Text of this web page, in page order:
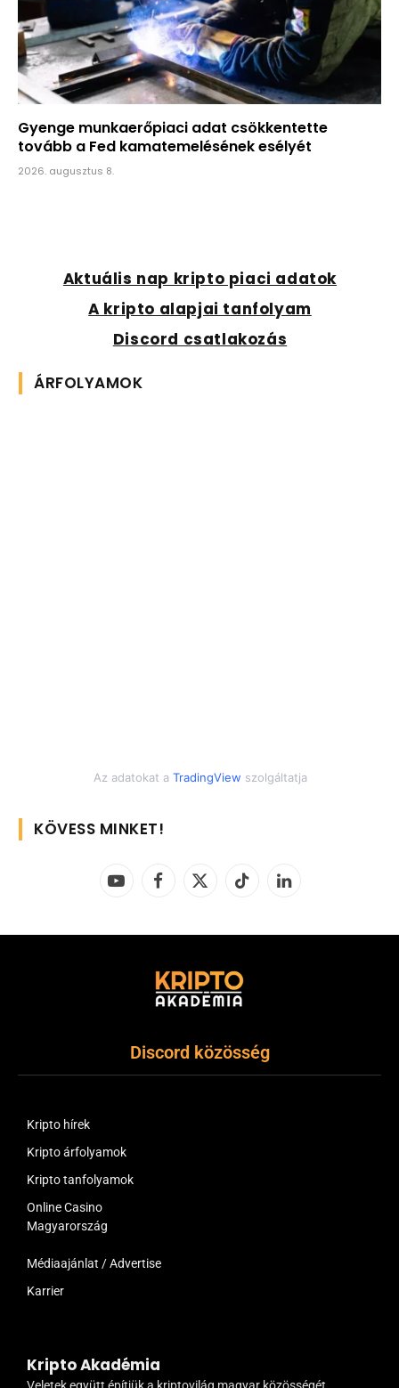
Gyenge munkaerőpiaci adat csökkentette
tovább a Fed kamatemelésének esélyét
2026. augusztus 8.
Aktuális nap kripto piaci adatok
A kripto alapjai tanfolyam
Discord csatlakozás
ÁRFOLYAMOK
Az adatokat a TradingView szolgáltatja
KÖVESS MINKET!
YouTubeFacebook
X
TikTok LinkedIn
Discord közösség
Kripto hírek
Kripto árfolyamok
Kripto tanfolyamok
Online Casino
Magyarország
Médiaajánlat / Advertise
Karrier
Kripto Akadémia